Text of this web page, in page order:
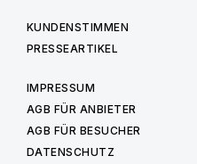
KUNDENSTIMMEN
PRESSEARTIKEL
IMPRESSUM
AGB FÜR ANBIETER
AGB FÜR BESUCHER
DATENSCHUTZ